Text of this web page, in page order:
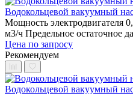
Водокольцевой вакуумный
Мощность электродвигателя
м3/ч Предельное остаточное
Цена по запросу
Рекомендуем
Водокольцевой вакуумный